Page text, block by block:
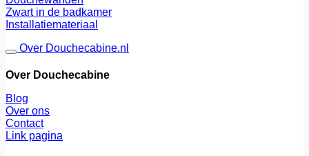
Zwart in de badkamer
Installatiemateriaal
Over Douchecabine.nl
Over Douchecabine
Blog
Over ons
Contact
Link pagina